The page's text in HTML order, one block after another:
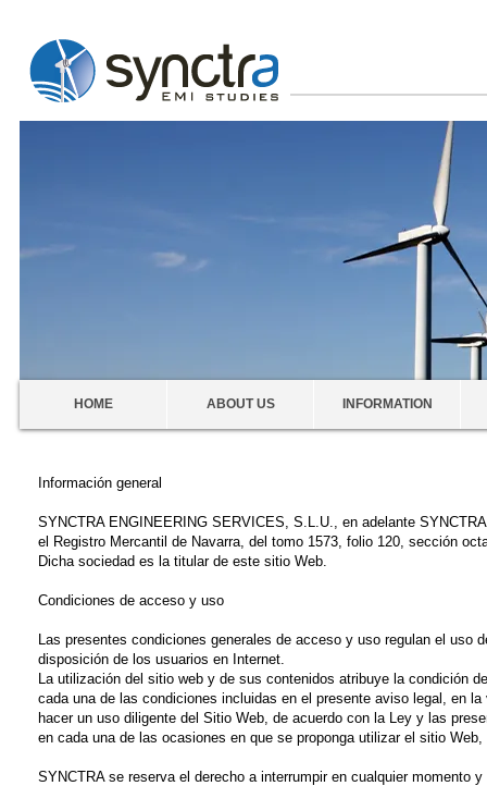
HOME ABOUT US INFORMATION
Información general
SYNCTRA ENGINEERING SERVICES, S.L.U., en adelante
el Registro Mercantil de Navarra, del tomo 1573, folio 120, sección
Dicha sociedad es la titular de este sitio Web.
Condiciones de acceso y uso
Las presentes condiciones generales de acceso y uso regulan el uso
disposición de los usuarios en Internet.
La utilización del sitio web y de sus contenidos atribuye la condición
cada una de las condiciones incluidas en el presente aviso legal, en
hacer un uso diligente del Sitio Web, de acuerdo con la Ley y las
en cada una de las ocasiones en que se proponga utilizar el sitio
SYNCTRA se reserva el derecho a interrumpir en cualquier